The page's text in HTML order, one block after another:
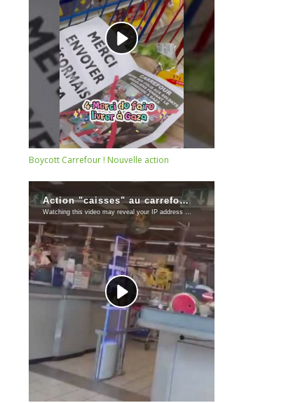
Boycott Carrefour ! Nouvelle action